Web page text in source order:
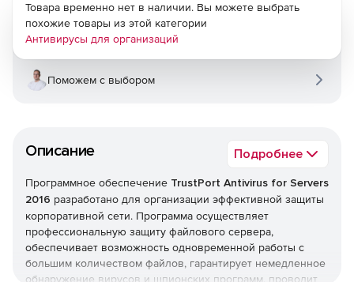
Описание Подробнее
Программное обеспечение TrustPort Antivirus for Servers
2016 разработано для организации эффективной защиты
корпоративной сети. Программа осуществляет
профессиональную защиту файлового сервера,
обеспечивает возможность одновременной работы с
большим количеством файлов, гарантирует немедленное
обнаружение вирусов и шпионских программ, проводит
Товара временно нет в наличии. Вы можете выбрать
похожие товары из этой категории
Антивирусы для организаций
Поможем с выбором